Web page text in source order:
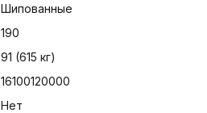
Шипованные
190
91 (615 кг)
16100120000
Нет